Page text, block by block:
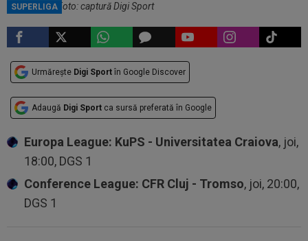
SUPERLIGA
Gigi Becali / Foto: captură Digi Sport
Urmărește Digi Sport în Google Discover
Adaugă Digi Sport ca sursă preferată în Google
Europa League: KuPS - Universitatea Craiova, joi,
18:00, DGS 1
Conference League: CFR Cluj - Tromso, joi, 20:00,
DGS 1